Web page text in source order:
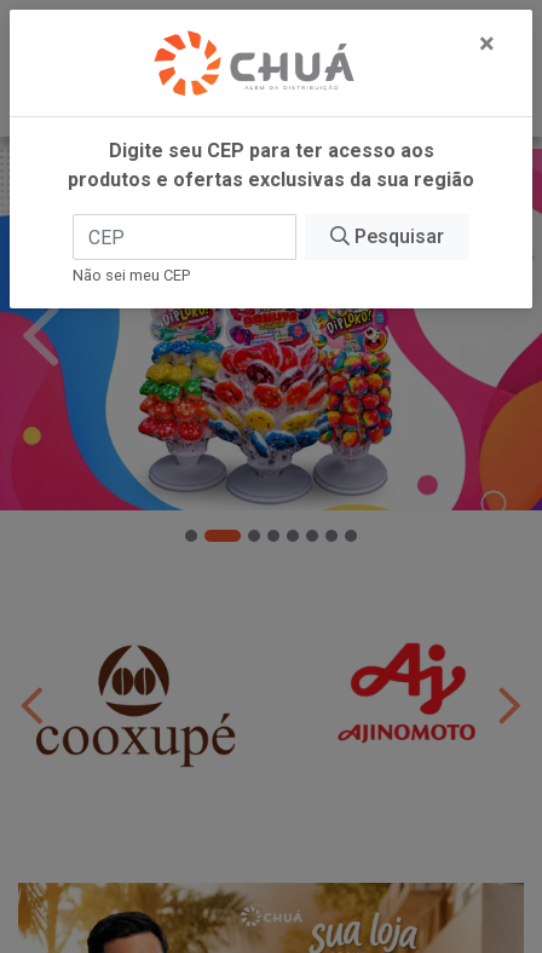
×
Digite seu CEP para ter acesso aos
produtos e ofertas exclusivas da sua região
Pesquisar
Não sei meu CEP